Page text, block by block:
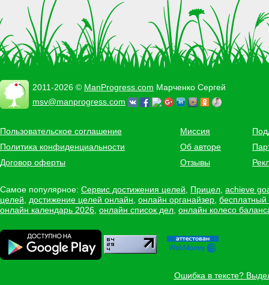
2011-2026 © ManProgress.com Марченко Сергей
msv@manprogress.com
Пользовательское соглашение
Политика конфиденциальности
Договор оферты
Миссия
Об авторе
Отзывы
Самое популярное: Сервис достижения целей Прицел achieve
целей
достижение целей онлайн онлайн органайзер
онлайн календарь 2026 онлайн список дел онлайн колесо
Ошибка в тексте?